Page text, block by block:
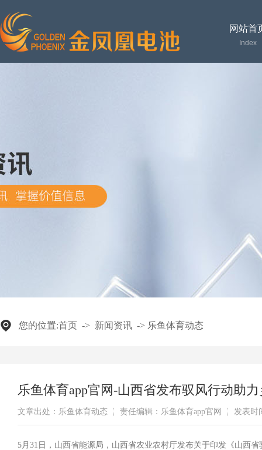
网站首
Index
您的位置:首页 -> 新闻资讯 -> 乐鱼体育动态
乐鱼体育app官网-山西省发布驭风行动助
文章出处：乐鱼体育动态 责任编辑：乐鱼体育app官网 发表时
5月31日，山西省能源局，山西省农业农村厅发布关于印发《山西